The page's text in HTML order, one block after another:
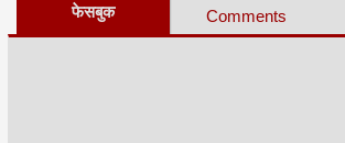
फेसबुक Comments